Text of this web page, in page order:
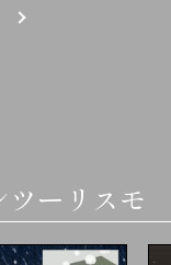
ーリスモ